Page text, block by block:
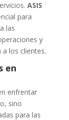
ASIS
para
las
y
los clientes.
en
enfrentar
sino
para las